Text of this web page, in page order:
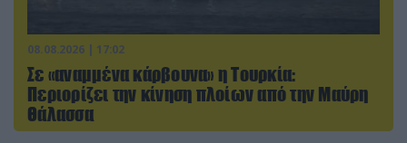
08.08.2026 | 17:02
Σε «αναμμένα κάρβουνα» η Τουρκία:
Περιορίζει την κίνηση πλοίων από την Μαύρη
Θάλασσα